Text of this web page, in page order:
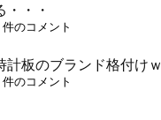
・・・
件のコメント
計板のブランド格付け
件のコメント